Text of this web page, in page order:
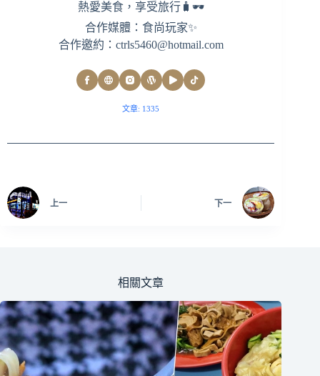
熱愛美食，享受旅行🧳🕶
合作媒體：食尚玩家✨
合作邀約： ctrls5460@hotmail.com
文章: 1335
上一 下一
相關文章